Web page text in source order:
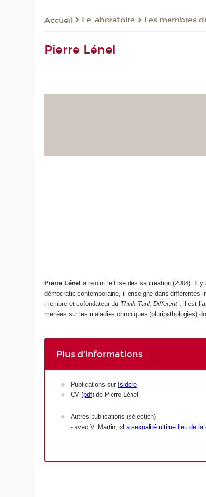
Accueil Le laboratoire Les membres
Pierre Lénel
Pierre Lénel a rejoint le Lise dès sa création (2004). Il
démocratie contemporaine, il enseigne dans différentes
membre et cofondateur du Think Tank Different ; il est
menées sur les maladies chroniques (pluripathologies)
Plus d'informations
Publications sur Isidore
CV (pdf) de Pierre Lénel
Autres publications (sélection)
- avec V. Martin, «La sexualité ultime lieu de la